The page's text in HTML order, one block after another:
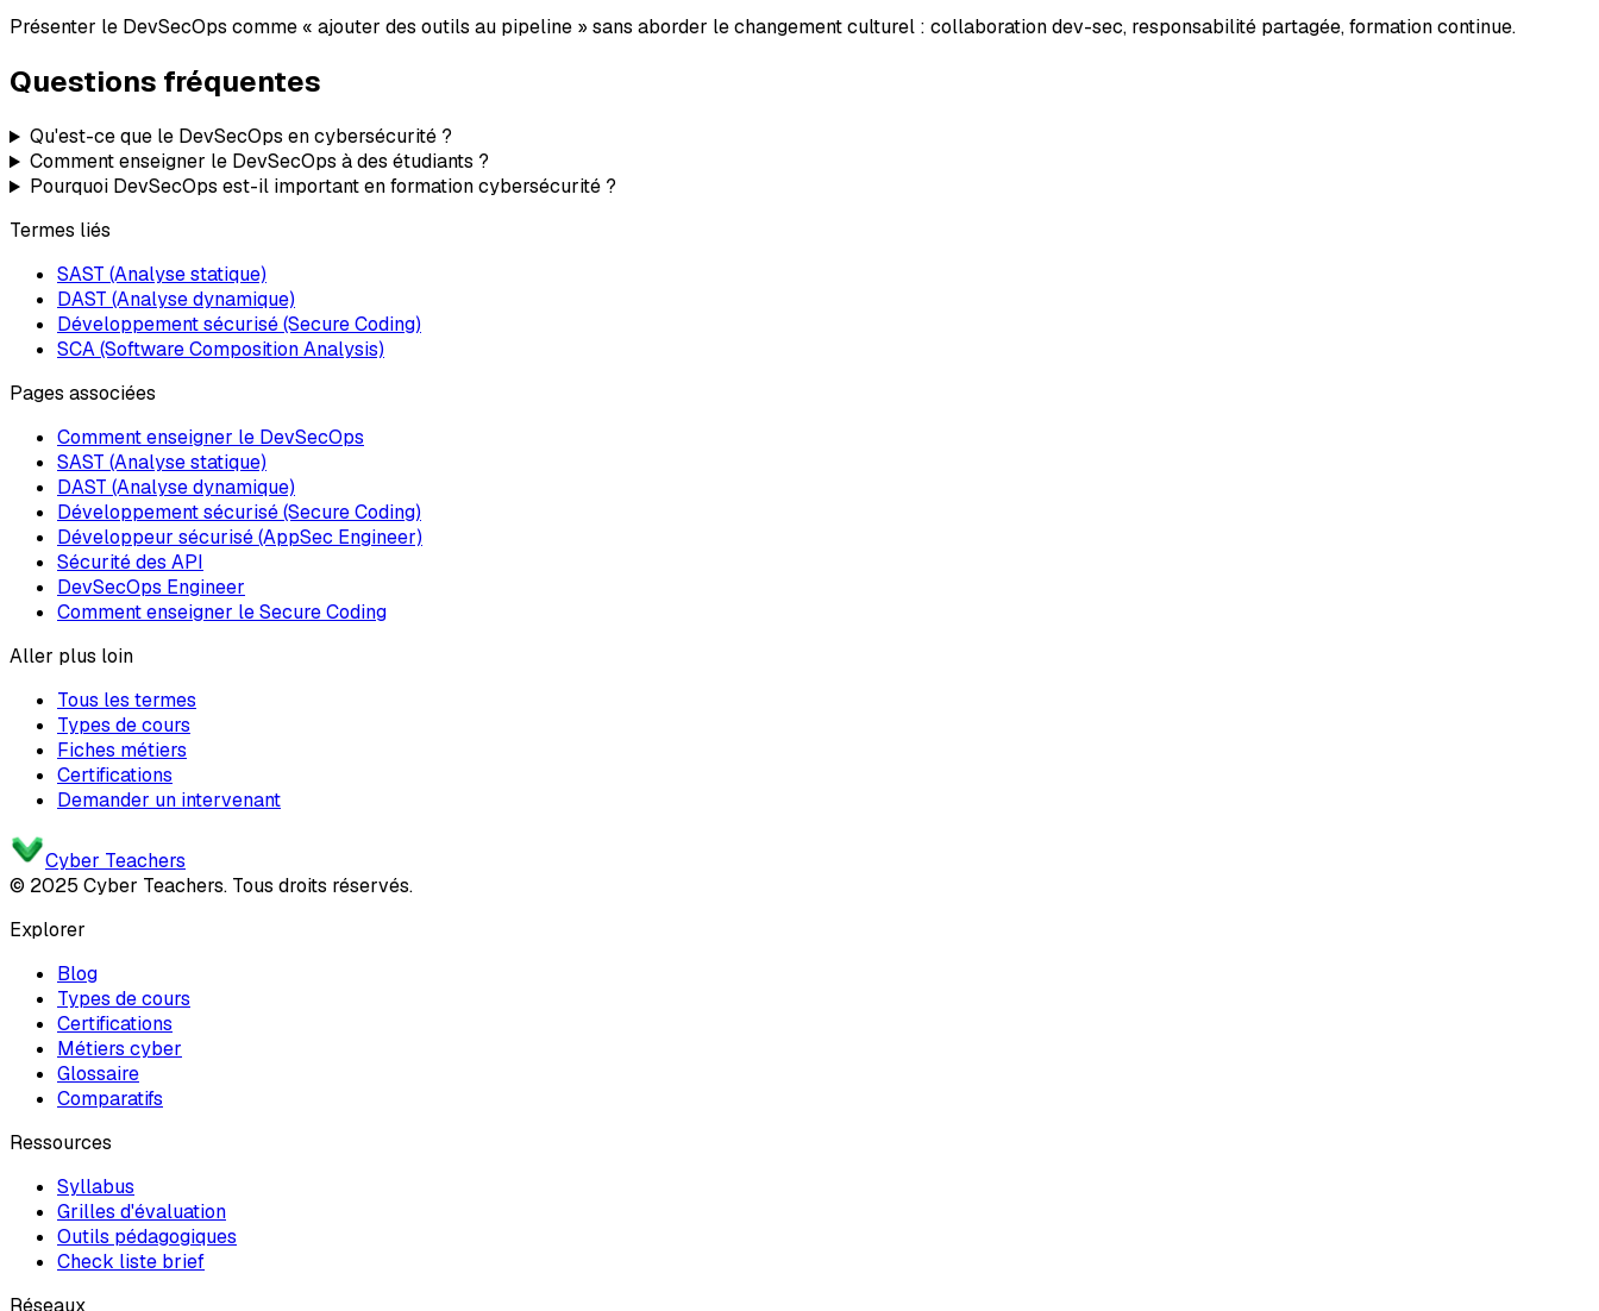
Présenter le DevSecOps comme « ajouter des outils au pipeline » sans aborder le changement culturel : collaboration dev-sec, responsabilité partagée, formation continue.
Questions fréquentes
Qu'est-ce que le DevSecOps en cybersécurité ?
Comment enseigner le DevSecOps à des étudiants ?
Pourquoi DevSecOps est-il important en formation cybersécurité ?
Termes liés
SAST (Analyse statique)
DAST (Analyse dynamique)
Développement sécurisé (Secure Coding)
SCA (Software Composition Analysis)
Pages associées
Comment enseigner le DevSecOps
SAST (Analyse statique)
DAST (Analyse dynamique)
Développement sécurisé (Secure Coding)
Développeur sécurisé (AppSec Engineer)
Sécurité des API
DevSecOps Engineer
Comment enseigner le Secure Coding
Aller plus loin
Tous les termes
Types de cours
Fiches métiers
Certifications
Demander un intervenant
Cyber Teachers
© 2025 Cyber Teachers. Tous droits réservés.
Explorer
Blog
Types de cours
Certifications
Métiers cyber
Glossaire
Comparatifs
Ressources
Syllabus
Grilles d'évaluation
Outils pédagogiques
Check liste brief
Réseaux